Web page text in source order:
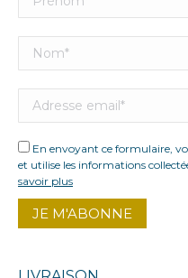
En envoyant ce formulaire,
et utilise les informations
savoir plus